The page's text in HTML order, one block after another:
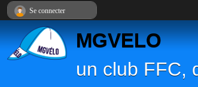
MGVELO
un club FFC,
Se connecter
Panneau de gestion des cookies